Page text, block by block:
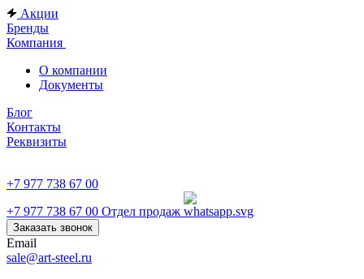
Акции
Бренды
Компания
О компании
Документы
Блог
Контакты
Реквизиты
+7 977 738 67 00
+7 977 738 67 00 Отдел продаж
Заказать звонок
Email
sale@art-steel.ru